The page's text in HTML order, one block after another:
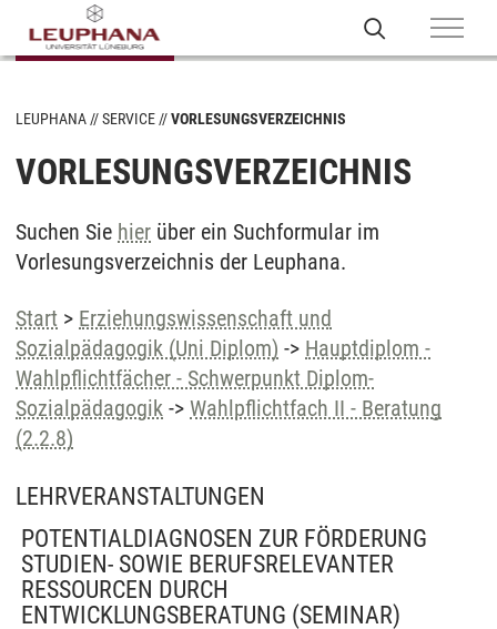
LEUPHANA SERVICE VORLESUNGSVERZEICHNIS
VORLESUNGSVERZEICHNIS
Suchen Sie hier über ein Suchformular im
Vorlesungsverzeichnis der Leuphana.
Start > Erziehungswissenschaft und
Sozialpädagogik (Uni Diplom) -> Hauptdiplom -
Wahlpflichtfächer - Schwerpunkt Diplom-
Sozialpädagogik -> Wahlpflichtfach II - Beratung
(2.2.8)
LEHRVERANSTALTUNGEN
POTENTIALDIAGNOSEN ZUR FÖRDERUNG
STUDIEN- SOWIE BERUFSRELEVANTER
RESSOURCEN DURCH
ENTWICKLUNGSBERATUNG (SEMINAR)